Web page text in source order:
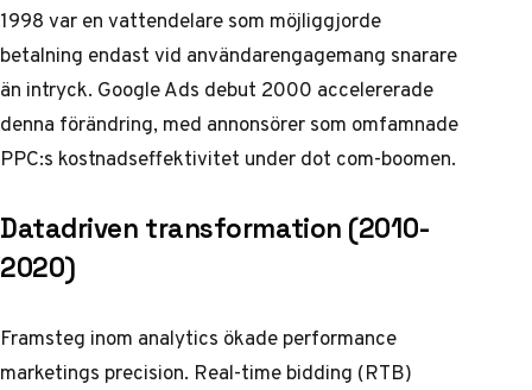
1998 var en vattendelare som möjliggjorde
betalning endast vid användarengagemang snarare
än intryck. Google Ads debut 2000 accelererade
denna förändring, med annonsörer som omfamnade
PPC:s kostnadseffektivitet under dot com-boomen.
Datadriven transformation (2010-
2020)
Framsteg inom analytics ökade performance
marketings precision. Real-time bidding (RTB)